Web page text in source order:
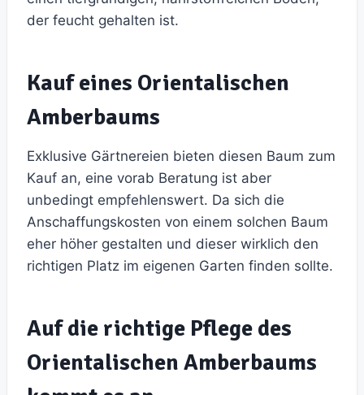
der feucht gehalten ist.
Kauf eines Orientalischen
Amberbaums
Exklusive Gärtnereien bieten diesen Baum zum
Kauf an, eine vorab Beratung ist aber
unbedingt empfehlenswert. Da sich die
Anschaffungskosten von einem solchen Baum
eher höher gestalten und dieser wirklich den
richtigen Platz im eigenen Garten finden sollte.
Auf die richtige Pflege des
Orientalischen Amberbaums